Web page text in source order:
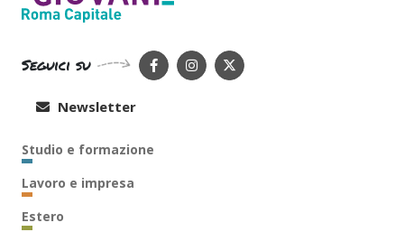
Seguici su
Newsletter
Studio e formazione
Lavoro e impresa
Estero